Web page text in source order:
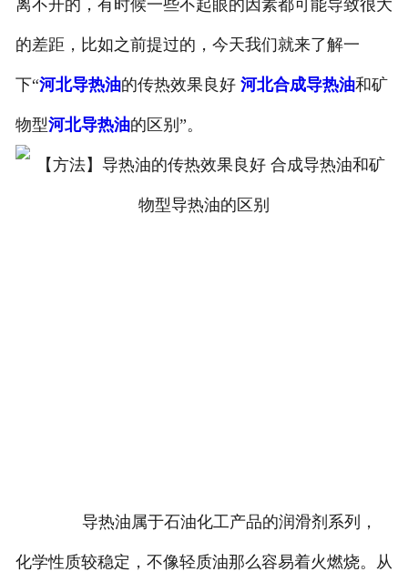
离不开的，有时候一些不起眼的因素都可能导致很大
的差距，比如之前提过的，今天我们就来了解一
下“河北导热油的传热效果良好 河北合成导热油和矿
物型河北导热油的区别”。
导热油属于石油化工产品的润滑剂系列，
化学性质较稳定，不像轻质油那么容易着火燃烧。从